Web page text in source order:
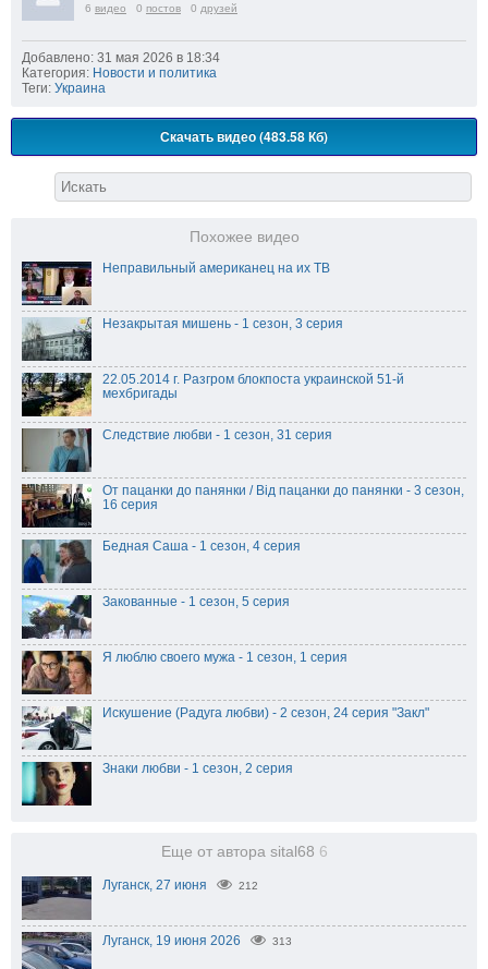
6 видео 0 постов 0 друзей
Добавлено: 31 мая 2026 в 18:34
Категория: Новости и политика
Теги: Украина
Скачать видео (483.58 Кб)
Похожее видео
Неправильный американец на их ТВ
Незакрытая мишень - 1 сезон, 3 серия
22.05.2014 г. Разгром блокпоста украинской 51-й
мехбригады
Следствие любви - 1 сезон, 31 серия
От пацанки до панянки / Від пацанки до панянки - 3 сезон,
16 серия
Бедная Саша - 1 сезон, 4 серия
Закованные - 1 сезон, 5 серия
Я люблю своего мужа - 1 сезон, 1 серия
Искушение (Радуга любви) - 2 сезон, 24 серия "Закл"
Знаки любви - 1 сезон, 2 серия
Еще от автора sital68 6
Луганск, 27 июня 212
Луганск, 19 июня 2026 313